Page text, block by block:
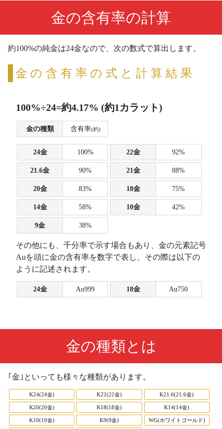
金の含有率の計算
約100%の純金は24金なので、次の数式で算出します。
金の含有率の式と計算結果
100%÷24=約4.17% (約1カラット)
金の種類 含有率(約)
24金 100% 22金 92%
21.6金 90% 21金 88%
20金 83% 18金 75%
14金 58% 10金 42%
9金 38%
その他にも、千分率で示す場合もあり、金の元素記号
Auを頭に金の含有率を数字で表し、その際は以下の
ように記述されます。
24金 Au999 18金 Au750
金の種類とは
｢金｣といっても様々な種類があります。
K24(24金) K22(22金) K21.6(21.6金)
K20(20金) K18(18金) K14(14金)
K10(10金) K9(9金) WG(ホワイトゴールド)